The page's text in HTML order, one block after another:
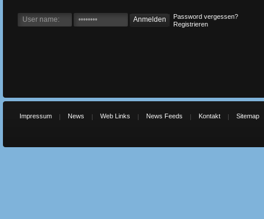
Password vergessen?
Registrieren
Impressum News Web Links News Feeds Kontakt Sitemap